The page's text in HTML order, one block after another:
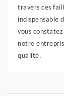
travers ces
indispensable
vous
notre
qualité.